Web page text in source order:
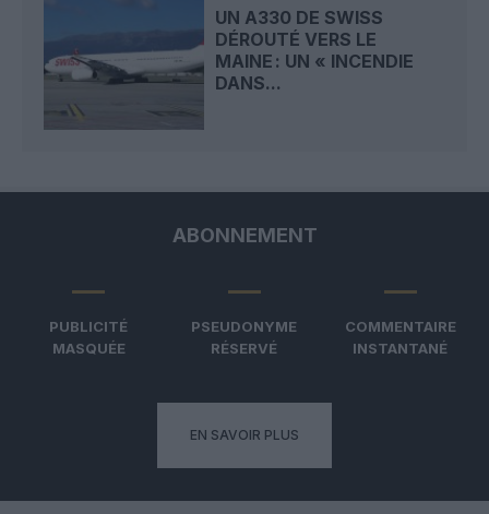
UN A330 DE SWISS
DÉROUTÉ VERS LE
MAINE : UN « INCENDIE
DANS...
ABONNEMENT
PUBLICITÉ
MASQUÉE
PSEUDONYME
RÉSERVÉ
COMMENTAIRE
INSTANTANÉ
EN SAVOIR PLUS